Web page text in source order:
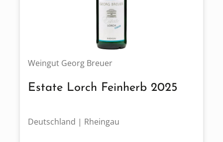
Weingut Georg Breuer
Estate Lorch Feinherb 2025
Deutschland | Rheingau